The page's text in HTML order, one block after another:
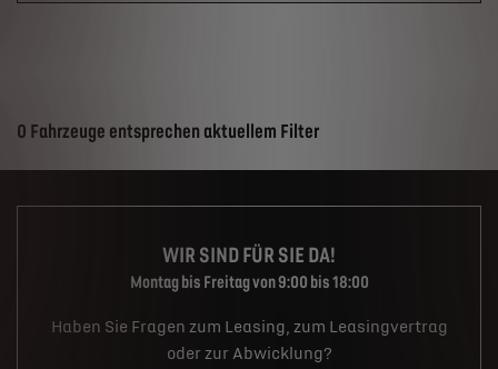
Suchergebnisse
0 Fahrzeuge entsprechen aktuellem Filter
WIR SIND FÜR SIE DA!
Montag bis Freitag von 9:00 bis 18:00
Haben Sie Fragen zum Leasing, zum Leasingvertrag
oder zur Abwicklung?